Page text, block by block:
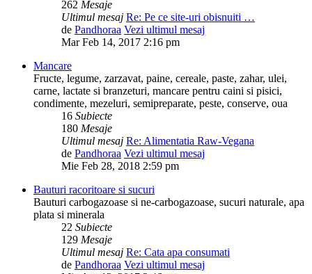
262 Mesaje
Ultimul mesaj Re: Pe ce site-uri obisnuiti …
de Pandhoraa Vezi ultimul mesaj
Mar Feb 14, 2017 2:16 pm
Mancare
Fructe, legume, zarzavat, paine, cereale, paste, zahar, ulei,
carne, lactate si branzeturi, mancare pentru caini si pisici,
condimente, mezeluri, semipreparate, peste, conserve, oua
16 Subiecte
180 Mesaje
Ultimul mesaj Re: Alimentatia Raw-Vegana
de Pandhoraa Vezi ultimul mesaj
Mie Feb 28, 2018 2:59 pm
Bauturi racoritoare si sucuri
Bauturi carbogazoase si ne-carbogazoase, sucuri naturale, apa
plata si minerala
22 Subiecte
129 Mesaje
Ultimul mesaj Re: Cata apa consumati
de Pandhoraa Vezi ultimul mesaj